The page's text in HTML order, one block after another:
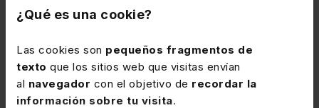
¿Qué es una cookie?
Las cookies son pequeños fragmentos de
texto que los sitios web que visitas envían
al navegador con el objetivo de recordar la
información sobre tu visita.
Papel
106,00€ -5%
100,70€
Papel
106,00€ -5%
100,70€